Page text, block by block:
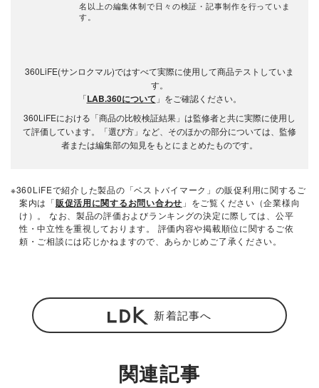
名以上の編集体制で日々の検証・記事制作を行っていま
す。
360LiFE(サンロクマル)ではすべて実際に使用して商品テストしていま
す。
「LAB.360について 」をご確認ください。
360LiFEにおける「商品の比較検証結果」は監修者と共に実際に使用し
て評価しています。「選び方」など、そのほかの部分については、監修
者または編集部の知見をもとにまとめたものです。
※360LiFEで紹介した製品の「ベストバイマーク」の販促利用に関するご
案内は「販促活用に関するお問い合わせ 」をご覧ください（企業様向
け）。 なお、製品の評価およびランキングの決定に際しては、公平
性・中立性を重視しております。 評価内容や掲載順位に関するご依
頼・ご相談には応じかねますので、あらかじめご了承ください。
新着記事へ
関連記事